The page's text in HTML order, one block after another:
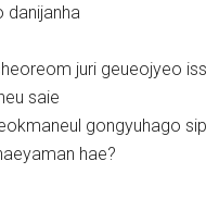
danijanha
juri geueojyeo
saie
gongyuhago
hae?